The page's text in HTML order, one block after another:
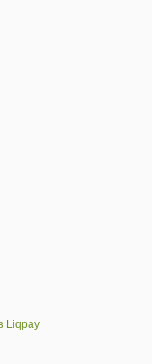
Заказать
Уход за волосами
стать обладательницей
можно в нашем